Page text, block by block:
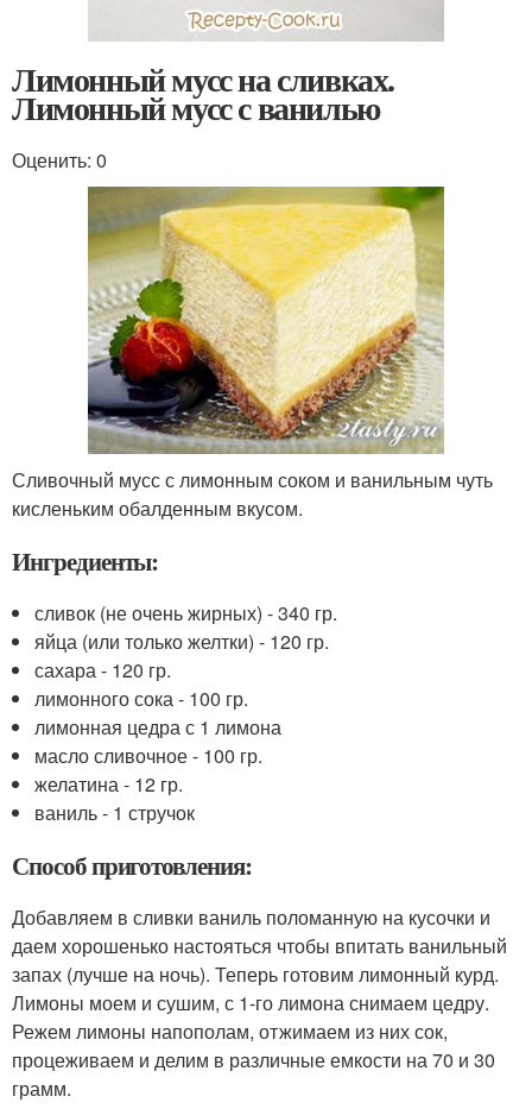
Лимонный мусс на сливках.
Лимонный мусс с ванилью
Оценить: 0
Сливочный мусс с лимонным соком и ванильным чуть
кисленьким обалденным вкусом.
Ингредиенты:
сливок (не очень жирных) - 340 гр.
яйца (или только желтки) - 120 гр.
сахара - 120 гр.
лимонного сока - 100 гр.
лимонная цедра с 1 лимона
масло сливочное - 100 гр.
желатина - 12 гр.
ваниль - 1 стручок
Способ приготовления:
Добавляем в сливки ваниль поломанную на кусочки и
даем хорошенько настояться чтобы впитать ванильный
запах (лучше на ночь). Теперь готовим лимонный курд.
Лимоны моем и сушим, с 1-го лимона снимаем цедру.
Режем лимоны напополам, отжимаем из них сок,
процеживаем и делим в различные емкости на 70 и 30
грамм.